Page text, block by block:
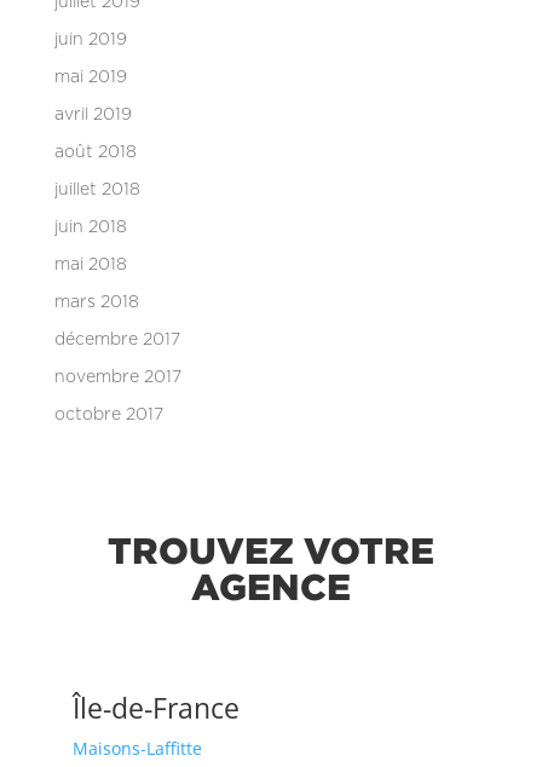
juin 2019
mai 2019
avril 2019
août 2018
juillet 2018
juin 2018
mai 2018
mars 2018
décembre 2017
novembre 2017
octobre 2017
TROUVEZ VOTRE
AGENCE
Île-de-France
Maisons-Laffitte